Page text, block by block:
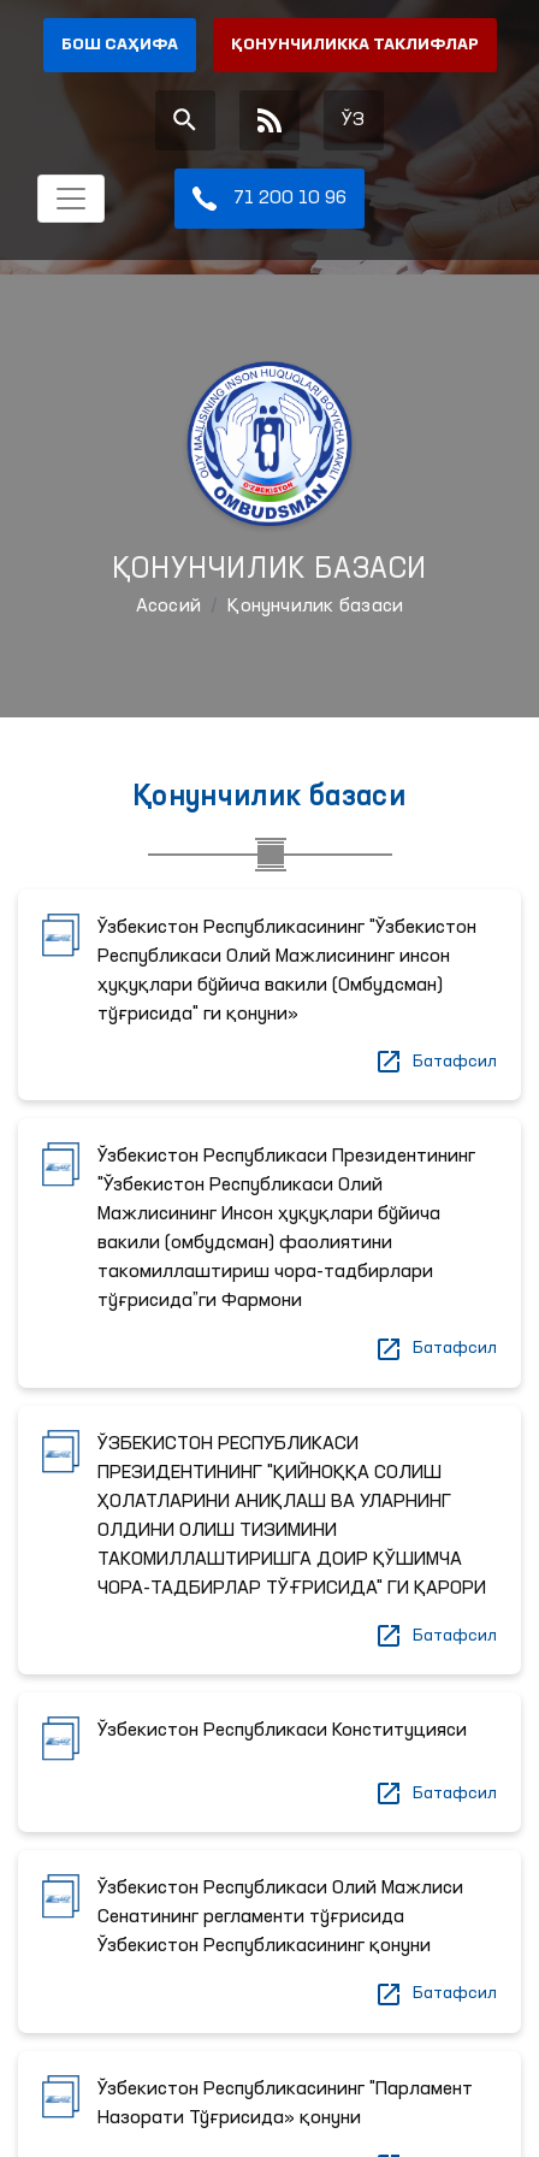
БОШ САҲИФА ҚОНУНЧИЛИККА ТАКЛИФЛАР
ЎЗ
71 200 10 96
ҚОНУНЧИЛИК БАЗАСИ
Aсосий Қонунчилик базаси
Қонунчилик базаси
Ўзбекистон Республикасининг "Ўзбекистон
Республикаси Олий Мажлисининг инсон
ҳуқуқлари бўйича вакили (Омбудсман)
тўғрисида" ги қонуни»
Батафсил
Ўзбекистон Республикаси Президентининг
"Ўзбекистон Республикаси Олий
Мажлисининг Инсон ҳуқуқлари бўйича
вакили (омбудсман) фаолиятини
такомиллаштириш чора-тадбирлари
тўғрисида”ги Фармони
Батафсил
ЎЗБЕКИСТОН РЕСПУБЛИКАСИ
ПРЕЗИДЕНТИНИНГ "ҚИЙНОҚҚА СОЛИШ
ҲОЛАТЛАРИНИ АНИҚЛАШ ВА УЛАРНИНГ
ОЛДИНИ ОЛИШ ТИЗИМИНИ
ТАКОМИЛЛАШТИРИШГА ДОИР ҚЎШИМЧА
ЧОРА-ТАДБИРЛАР ТЎҒРИСИДА" ГИ ҚАРОРИ
Батафсил
Ўзбекистон Республикаси Конституцияси
Батафсил
Ўзбекистон Республикаси Олий Мажлиси
Сенатининг регламенти тўғрисида
Ўзбекистон Республикасининг қонуни
Батафсил
Ўзбекистон Республикасининг "Парламент
Назорати Тўғрисида» қонуни